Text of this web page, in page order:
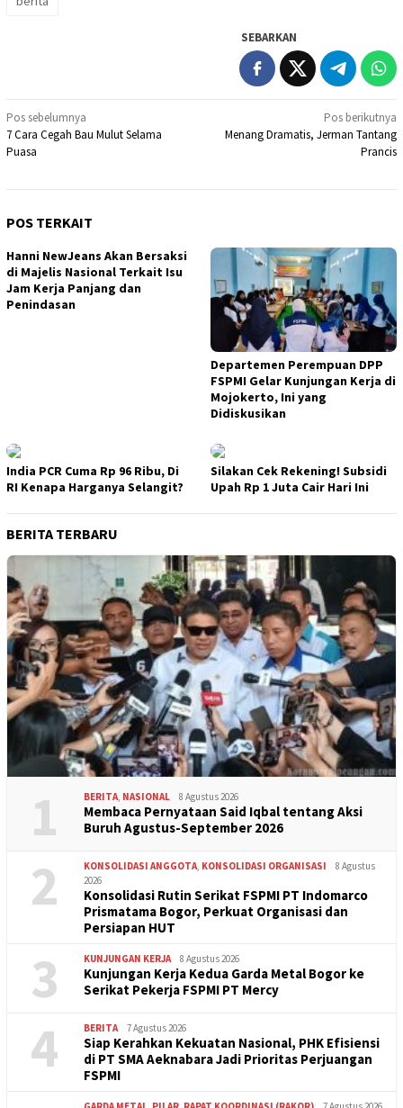
SEBARKAN
Navigasi
pos
Pos sebelumnya
7 Cara Cegah Bau Mulut Selama
Puasa
Pos berikutnya
Menang Dramatis, Jerman Tantang
Prancis
POS TERKAIT
Hanni NewJeans Akan Bersaksi
di Majelis Nasional Terkait Isu
Jam Kerja Panjang dan
Penindasan
Departemen Perempuan DPP
FSPMI Gelar Kunjungan Kerja di
Mojokerto, Ini yang
Didiskusikan
India PCR Cuma Rp 96 Ribu, Di
RI Kenapa Harganya Selangit?
Silakan Cek Rekening! Subsidi
Upah Rp 1 Juta Cair Hari Ini
BERITA TERBARU
1 BERITA NASIONAL 8 Agustus 2026
Membaca Pernyataan Said Iqbal tentang Aksi
Buruh Agustus-September 2026
2 KONSOLIDASI ANGGOTA KONSOLIDASI ORGANISASI
8 Agustus
2026
Konsolidasi Rutin Serikat FSPMI PT Indomarco
Prismatama Bogor, Perkuat Organisasi dan
Persiapan HUT
3 KUNJUNGAN KERJA 8 Agustus 2026
Kunjungan Kerja Kedua Garda Metal Bogor ke
Serikat Pekerja FSPMI PT Mercy
4 BERITA 7 Agustus 2026
Siap Kerahkan Kekuatan Nasional, PHK Efisiensi
di PT SMA Aeknabara Jadi Prioritas Perjuangan
FSPMI